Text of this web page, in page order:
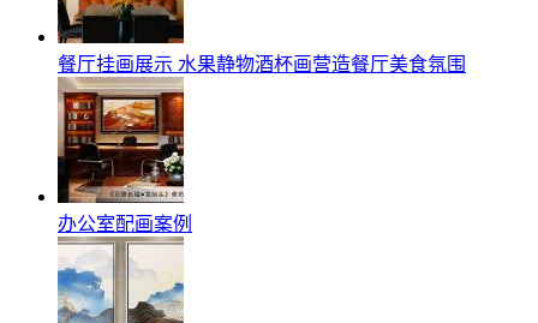
餐厅挂画展示 水果静物酒杯画营造餐厅美食氛围
办公室配画案例